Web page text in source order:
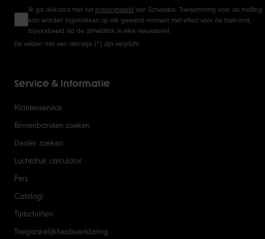
Ik ga akkoord met het privacybeleid van Schwalbe. Toestemming voor de mailing
kan worden ingetrokken op elk gewenst moment met effect voor de toekomst,
bijvoorbeeld via de afmeldlink in elke nieuwsbrief.
De velden met een sterretje (*) zijn verplicht.
Service & Informatie
Klantenservice
Binnenbanden zoeken
Dealer zoeken
Luchtdruk calculator
Pers
Catalogi
Tijdschriften
Toegankelijkheidsverklaring